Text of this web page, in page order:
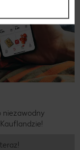
niezawodny